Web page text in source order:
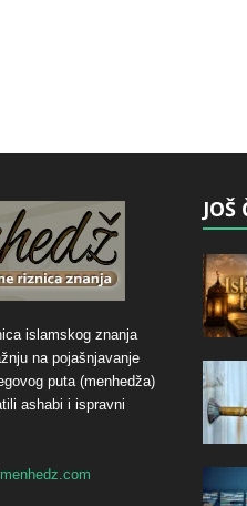
islamskog znanja
na pojašnjavanje
puta (menhedža)
ashabi i ispravni
JOŠ